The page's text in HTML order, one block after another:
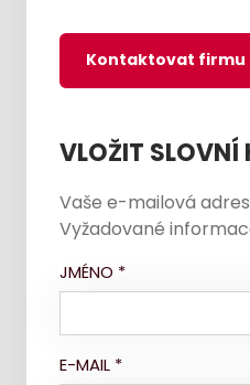
Kontaktovat firmu
VLOŽIT SLOVNÍ
Vaše e-mailová
Vyžadované
JMÉNO *
E-MAIL *